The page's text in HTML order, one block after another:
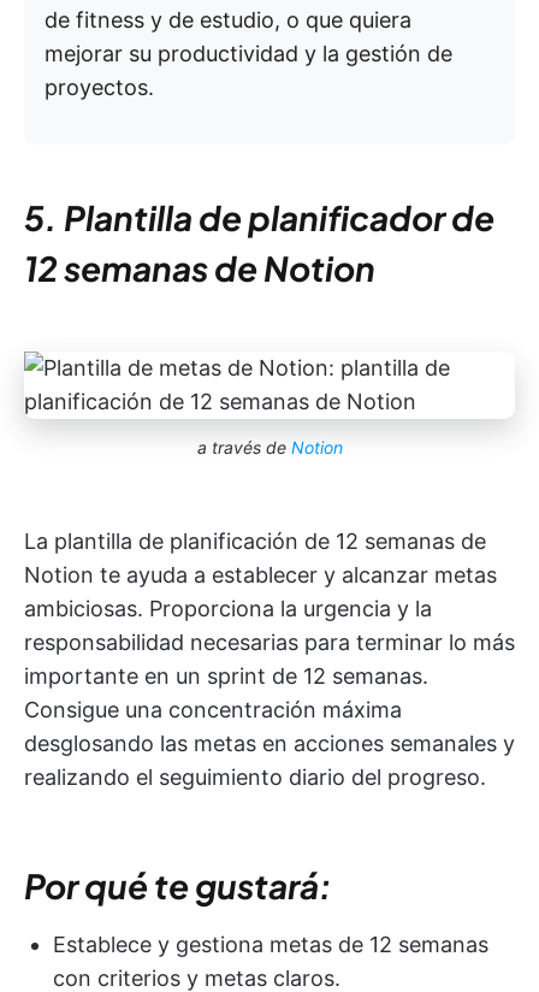
de fitness y de estudio, o que quiera
mejorar su productividad y la gestión de
proyectos.
5. Plantilla de planificador de
12 semanas de Notion
a través de Notion
La plantilla de planificación de 12 semanas de
Notion te ayuda a establecer y alcanzar metas
ambiciosas. Proporciona la urgencia y la
responsabilidad necesarias para terminar lo más
importante en un sprint de 12 semanas.
Consigue una concentración máxima
desglosando las metas en acciones semanales y
realizando el seguimiento diario del progreso.
Por qué te gustará:
Establece y gestiona metas de 12 semanas
con criterios y metas claros.